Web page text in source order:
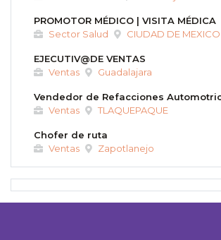
PROMOTOR MÉDICO | VISITA MÉDICA
Sector Salud
CIUDAD DE MEXICO
EJECUTIV@DE VENTAS
Ventas
Guadalajara
Vendedor de Refacciones
Ventas
TLAQUEPAQUE
Chofer de ruta
Ventas
Zapotlanejo